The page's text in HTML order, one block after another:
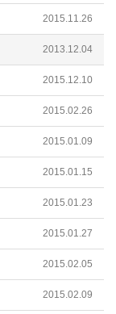
2015.11.26
2013.12.04
2015.12.10
2015.02.26
2015.01.09
2015.01.15
2015.01.23
2015.01.27
2015.02.05
2015.02.09